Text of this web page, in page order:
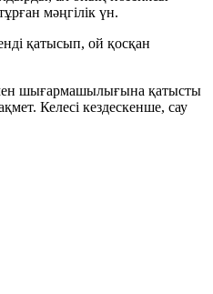
мәңгілік үн.
қатысып, ой қосқан
шығармашылығына қатысты
Келесі кездескенше, сау